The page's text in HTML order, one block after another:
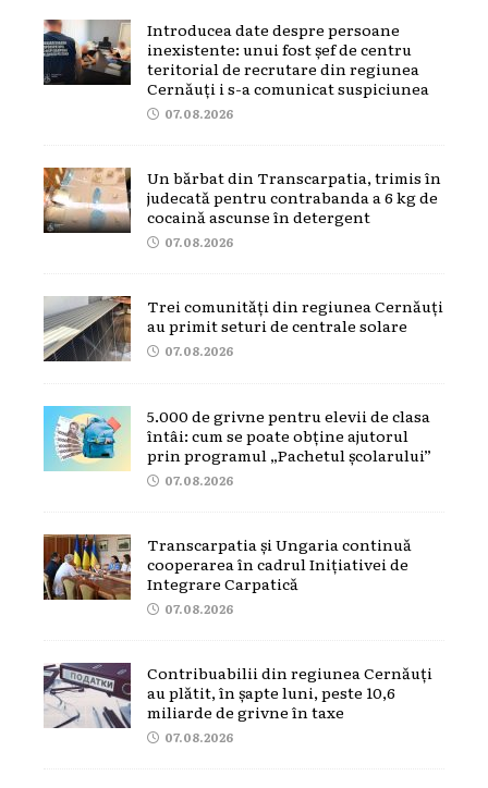
Introducea date despre persoane
inexistente: unui fost șef de centru
teritorial de recrutare din regiunea
Cernăuți i s-a comunicat suspiciunea
07.08.2026
Un bărbat din Transcarpatia, trimis în
judecată pentru contrabanda a 6 kg de
cocaină ascunse în detergent
07.08.2026
Trei comunități din regiunea Cernăuți
au primit seturi de centrale solare
07.08.2026
5.000 de grivne pentru elevii de clasa
întâi: cum se poate obține ajutorul
prin programul „Pachetul școlarului”
07.08.2026
Transcarpatia și Ungaria continuă
cooperarea în cadrul Inițiativei de
Integrare Carpatică
07.08.2026
Contribuabilii din regiunea Cernăuți
au plătit, în șapte luni, peste 10,6
miliarde de grivne în taxe
07.08.2026